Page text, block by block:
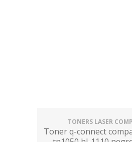
TONERS LASER
Toner q-connect